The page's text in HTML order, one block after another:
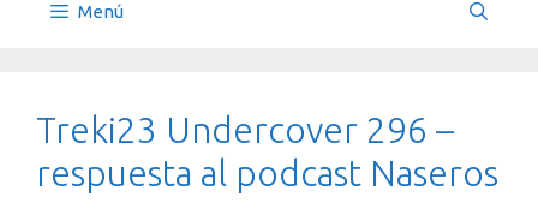
Menú
Treki23 Undercover 296 –
respuesta al podcast Naseros